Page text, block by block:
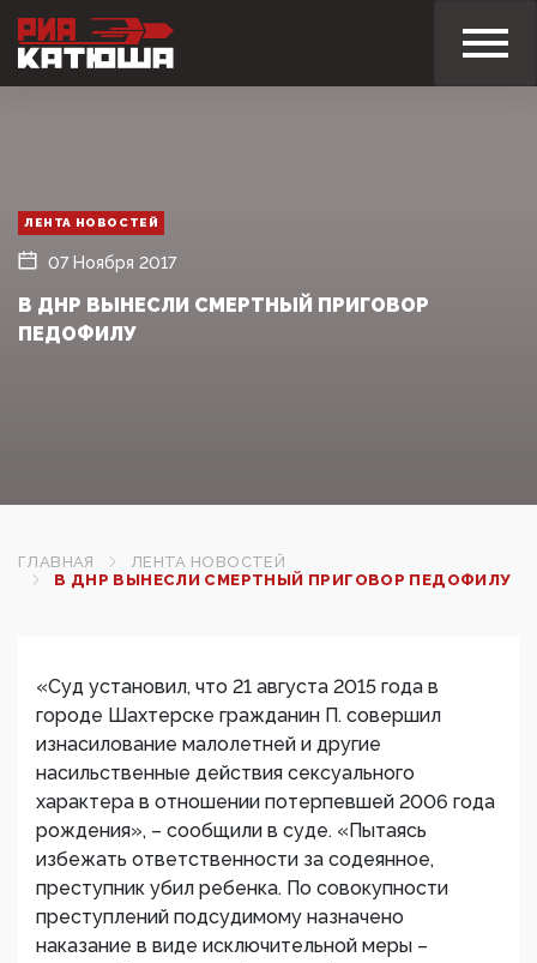
ЛЕНТА НОВОСТЕЙ
07 Ноября 2017
В ДНР ВЫНЕСЛИ СМЕРТНЫЙ ПРИГОВОР
ПЕДОФИЛУ
ГЛАВНАЯ
ЛЕНТА НОВОСТЕЙ
В ДНР ВЫНЕСЛИ СМЕРТНЫЙ ПРИГОВОР ПЕДОФИЛУ
«Суд установил, что 21 августа 2015 года в
городе Шахтерске гражданин П. совершил
изнасилование малолетней и другие
насильственные действия сексуального
характера в отношении потерпевшей 2006 года
рождения», – сообщили в суде. «Пытаясь
избежать ответственности за содеянное,
преступник убил ребенка. По совокупности
преступлений подсудимому назначено
наказание в виде исключительной меры –